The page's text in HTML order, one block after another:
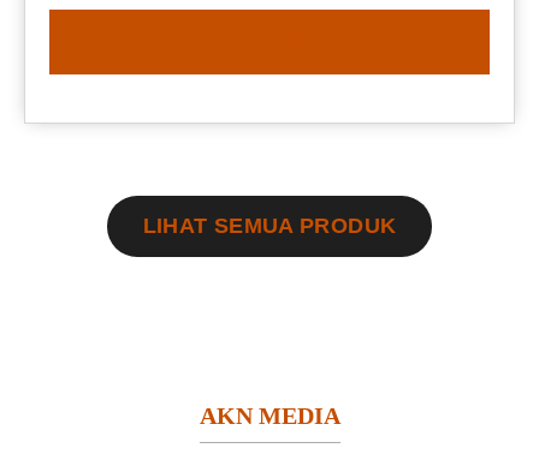
LIHAT SEMUA PRODUK
AKN MEDIA